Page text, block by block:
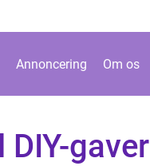
Annoncering Om os
gaver